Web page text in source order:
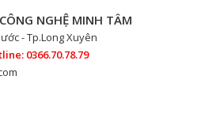
NGHỆ MINH TÂM
- Tp.Long Xuyên
0366.70.78.79